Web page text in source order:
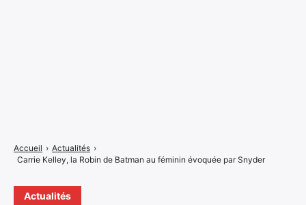
Actualités
Accueil › Actualités ›
Carrie Kelley, la Robin de Batman au féminin évoquée par Snyder